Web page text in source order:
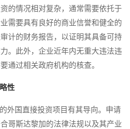
的情况相对复杂，通常需要依托于
需要具有良好的商业信誉和健全的
计的财务报告，以证明其具备可持
。此外，企业近年内无重大违法违
通过相关政府机构的核查。
性
国直接投资项目有其导向。申请
哥斯达黎加的法律法规以及其产业